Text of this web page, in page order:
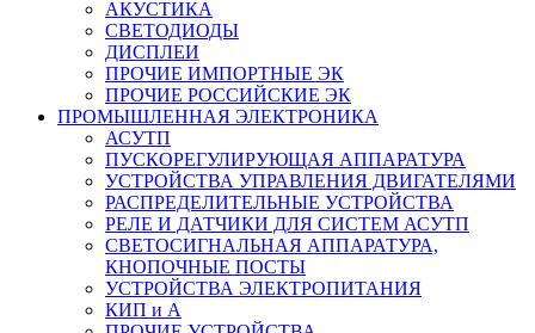
АКУСТИКА
СВЕТОДИОДЫ
ДИСПЛЕИ
ПРОЧИЕ ИМПОРТНЫЕ ЭК
ПРОЧИЕ РОССИЙСКИЕ ЭК
ПРОМЫШЛЕННАЯ ЭЛЕКТРОНИКА
АСУТП
ПУСКОРЕГУЛИРУЮЩАЯ АППАРАТУРА
УСТРОЙСТВА УПРАВЛЕНИЯ ДВИГАТЕЛЯМИ
РАСПРЕДЕЛИТЕЛЬНЫЕ УСТРОЙСТВА
РЕЛЕ И ДАТЧИКИ ДЛЯ СИСТЕМ АСУТП
СВЕТОСИГНАЛЬНАЯ АППАРАТУРА,
КНОПОЧНЫЕ ПОСТЫ
УСТРОЙСТВА ЭЛЕКТРОПИТАНИЯ
КИП и А